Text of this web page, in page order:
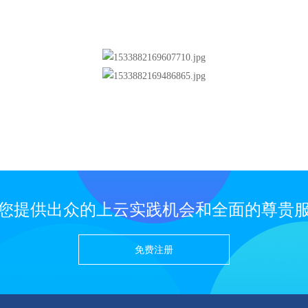
提供出众的上云实践机会和全面的尊贵
免费注册